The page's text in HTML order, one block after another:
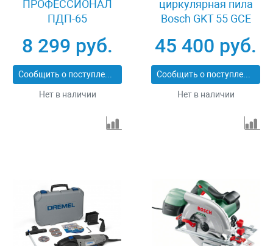
ПРОФЕССИОНАЛ
ПДП-65
8 299 руб.
Сообщить о поступлении
Нет в наличии
циркулярная пила
Bosch GKT 55 GCE
45 400 руб.
Сообщить о поступлении
Нет в наличии